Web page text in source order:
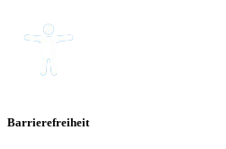
Barrierefreiheit